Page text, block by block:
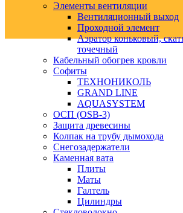
Элементы вентиляции
Вентиляционный выход
Проходной элемент
Аэратор коньковый,
точечный
Кабельный обогрев кровли
Софиты
ТЕХНОНИКОЛЬ
GRAND LINE
AQUASYSTEM
ОСП (OSB-3)
Защита древесины
Колпак на трубу дымохода
Снегозадержатели
Каменная вата
Плиты
Маты
Галтель
Цилиндры